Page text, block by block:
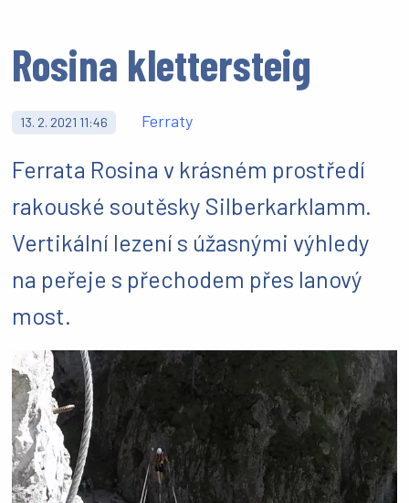
Rosina klettersteig
13. 2. 2021 11:46 Ferraty
Ferrata Rosina v krásném prostředí
rakouské soutěsky Silberkarklamm.
Vertikální lezení s úžasnými výhledy
na peřeje s přechodem přes lanový
most.